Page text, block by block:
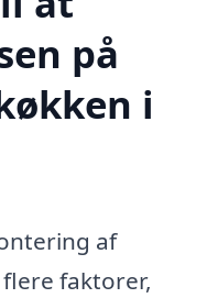
på
i
af
faktorer,